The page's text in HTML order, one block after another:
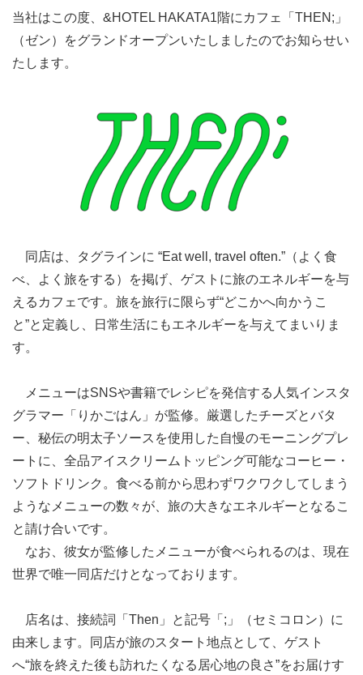
当社はこの度、&HOTEL HAKATA1階にカフェ「THEN;」
（ゼン）をグランドオープンいたしましたのでお知らせい
たします。
同店は、タグラインに “Eat well, travel often.”（よく食
べ、よく旅をする）を掲げ、ゲストに旅のエネルギーを与
えるカフェです。旅を旅行に限らず“どこかへ向かうこ
と”と定義し、日常生活にもエネルギーを与えてまいりま
す。
メニューはSNSや書籍でレシピを発信する人気インスタ
グラマー「りかごはん」が監修。厳選したチーズとバタ
ー、秘伝の明太子ソースを使用した自慢のモーニングプレ
ートに、全品アイスクリームトッピング可能なコーヒー・
ソフトドリンク。食べる前から思わずワクワクしてしまう
ようなメニューの数々が、旅の大きなエネルギーとなるこ
と請け合いです。
なお、彼女が監修したメニューが食べられるのは、現在
世界で唯一同店だけとなっております。
店名は、接続詞「Then」と記号「;」（セミコロン）に
由来します。同店が旅のスタート地点として、ゲスト
へ“旅を終えた後も訪れたくなる居心地の良さ”をお届けす